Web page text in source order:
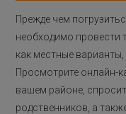
Прежде чем
необходимо провести
как местные
Просмотрите онлайн-
вашем районе,
родственников, а